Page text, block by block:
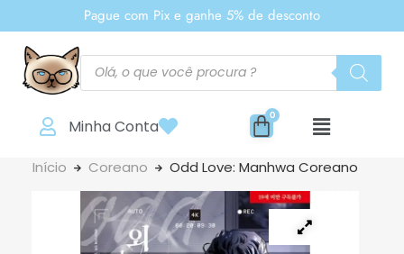
Pague com Pix e ganhe 5% de desconto
Minha Conta
Início Coreano Odd Love: Manhwa Coreano